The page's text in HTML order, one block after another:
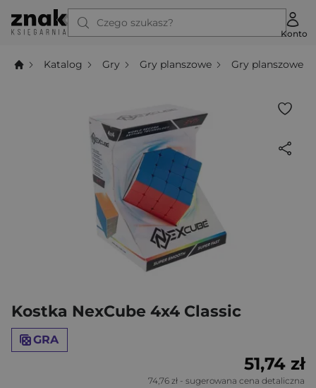
Czego szukasz?
Konto
Katalog Gry Gry planszowe Gry planszowe
Kostka NexCube 4x4 Classic
GRA
51,74 zł
74,76 zł - sugerowana cena detaliczna